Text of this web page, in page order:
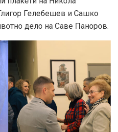
Гелебешев и Сашко
дело на Саве Паноров.